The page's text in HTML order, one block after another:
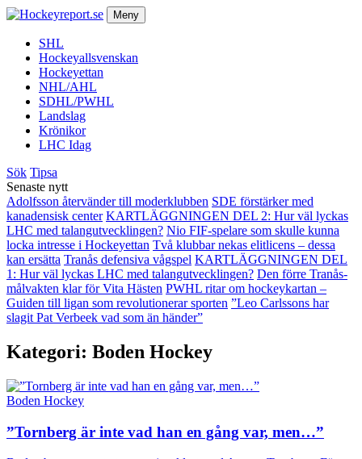
Meny
SHL
Hockeyallsvenskan
Hockeyettan
NHL/AHL
SDHL/PWHL
Landslag
Krönikor
LHC Idag
Sök Tipsa
Senaste nytt
Adolfsson återvänder till moderklubben SDE förstärker med
kanadensisk center KARTLÄGGNINGEN DEL 2: Hur väl lyckas
LHC med talangutvecklingen? Nio FIF-spelare som skulle kunna
locka intresse i Hockeyettan Två klubbar nekas elitlicens – dessa
kan ersätta Tranås defensiva vågspel KARTLÄGGNINGEN DEL
1: Hur väl lyckas LHC med talangutvecklingen? Den förre Tranås-
målvakten klar för Vita Hästen PWHL ritar om hockeykartan –
Guiden till ligan som revolutionerar sporten ”Leo Carlssons har
slagit Pat Verbeek vad som än händer”
Kategori: Boden Hockey
Boden Hockey
”Tornberg är inte vad han en gång var, men…”